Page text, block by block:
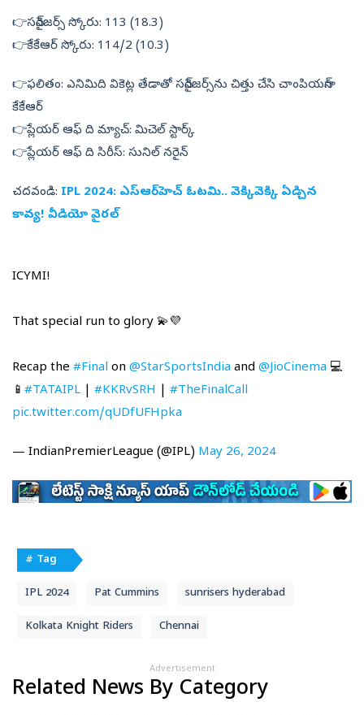
👉సన్‌రైజర్స్‌ స్కోరు: 113 (18.3)
👉కేకేఆర్‌ స్కోరు: 114/2 (10.3)
👉ఫలితం: ఎనిమిది వికెట్ల తేడాతో సన్‌రైజర్స్‌ను చిత్తు చేసి చాంపియన్‌గా
కేకేఆర్‌
👉ప్లేయర్‌ ఆఫ్‌ ది మ్యాచ్‌: మిచెల్‌ స్టార్క్‌
👉ప్లేయర్‌ ఆఫ్‌ ది సిరీస్‌: సునిల్‌ నరైన్‌.
చదవండి: IPL 2024: ఎస్ఆర్‌హెచ్ ఓట‌మి.. వెక్కివెక్కి ఏడ్చిన
కావ్య‌! వీడియో వైర‌ల్‌
ICYMI!
That special run to glory 💫💜
Recap the #Final on @StarSportsIndia and @JioCinema 💻
📱 #TATAIPL #KKRvSRH
#TheFinalCall
pic.twitter.com/qUDfUFHpka
— IndianPremierLeague (@IPL) May 26, 2024
# Tag
IPL 2024 Pat Cummins sunrisers hyderabad
Kolkata Knight Riders Chennai
Advertisement
Related News By Category